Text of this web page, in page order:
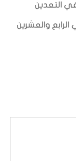
التعدين
والعشرين